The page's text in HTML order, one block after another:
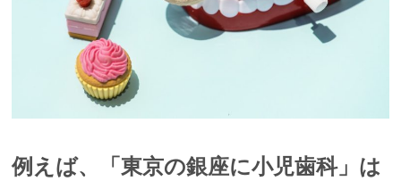
例えば、「東京の銀座に小児歯科」は